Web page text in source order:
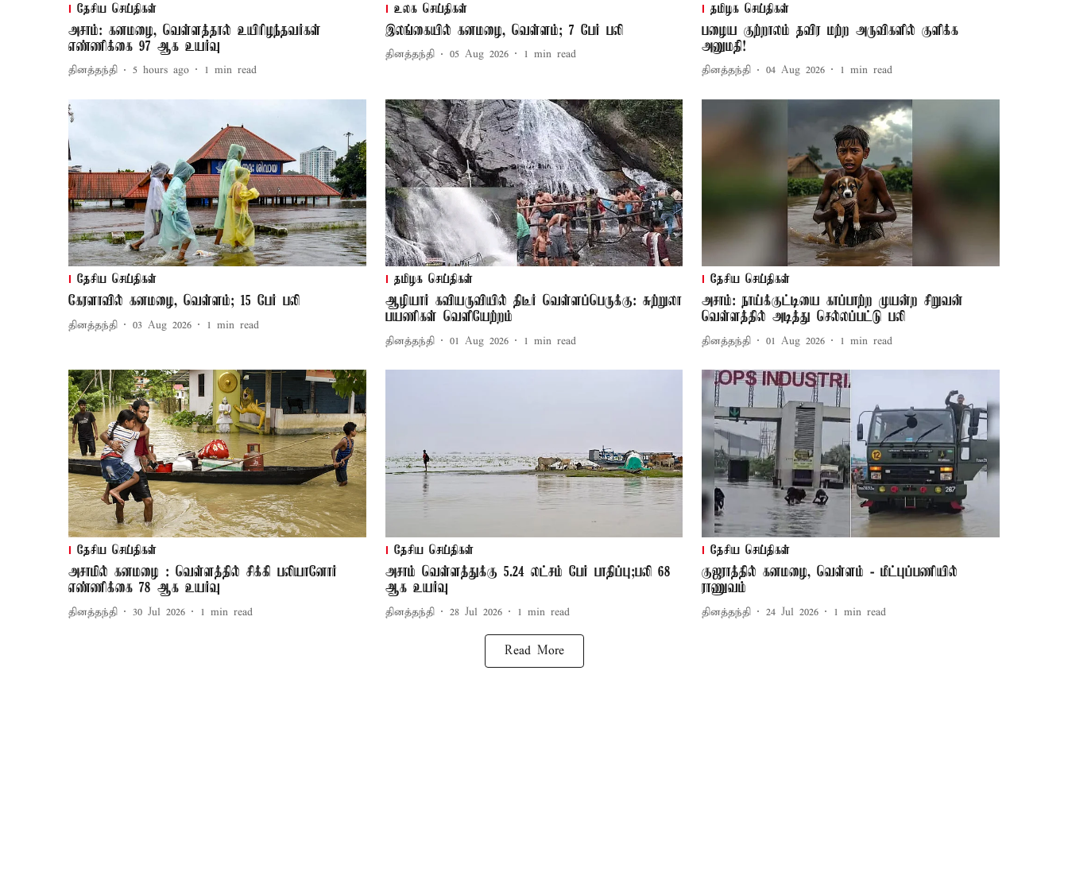
தேசிய செய்திகள்
அசாம்: கனமழை, வெள்ளத்தால் உயிரிழந்தவர்கள்
எண்ணிக்கை 97 ஆக உயர்வு
தினத்தந்தி 5 hours ago 1 min read
உலக செய்திகள்
இலங்கையில் கனமழை, வெள்ளம்; 7 பேர் பலி
தினத்தந்தி 05 Aug 2026 1 min read
தமிழக செய்திகள்
பழைய குற்றாலம் தவிர மற்ற அருவிகளில் குளிக்க
அனுமதி!
தினத்தந்தி 04 Aug 2026 1 min read
தேசிய செய்திகள்
கேரளாவில் கனமழை, வெள்ளம்; 15 பேர் பலி
தினத்தந்தி 03 Aug 2026 1 min read
தமிழக செய்திகள்
ஆழியார் கவியருவியில் திடீர் வெள்ளப்பெருக்கு: சுற்றுலா
பயணிகள் வெளியேற்றம்
தினத்தந்தி 01 Aug 2026 1 min read
தேசிய செய்திகள்
அசாம்: நாய்க்குட்டியை காப்பாற்ற முயன்ற சிறுவன்
வெள்ளத்தில் அடித்து செல்லப்பட்டு பலி
தினத்தந்தி 01 Aug 2026 1 min read
தேசிய செய்திகள்
அசாமில் கனமழை : வெள்ளத்தில் சிக்கி பலியானோர்
எண்ணிக்கை 78 ஆக உயர்வு
தினத்தந்தி 30 Jul 2026 1 min read
தேசிய செய்திகள்
அசாம் வெள்ளத்துக்கு 5.24 லட்சம் பேர் பாதிப்பு;பலி 68
ஆக உயர்வு
தினத்தந்தி 28 Jul 2026 1 min read
தேசிய செய்திகள்
குஜராத்தில் கனமழை, வெள்ளம் - மீட்புப்பணியில்
ராணுவம்
தினத்தந்தி 24 Jul 2026 1 min read
Read More